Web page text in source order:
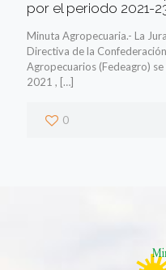
por el periodo 2021-
Minuta Agropecuaria.- La
Directiva de la
Agropecuarios (Fedeagro)
2021 , […]
0